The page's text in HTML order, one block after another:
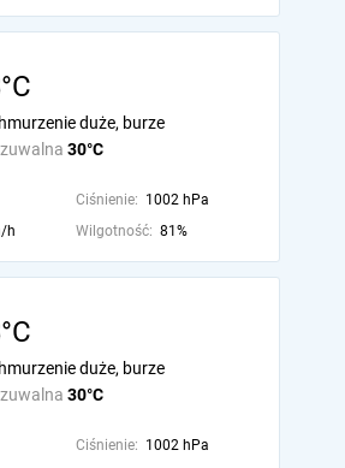
30°C
duże, burze
Ciśnienie: 1002 hPa
h Wilgotność: 81%
30°C
duże, burze
Ciśnienie: 1002 hPa